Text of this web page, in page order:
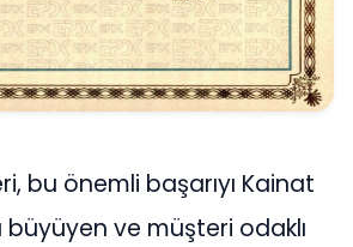
bu önemli başarıyı Kainat
büyüyen ve müşteri odaklı